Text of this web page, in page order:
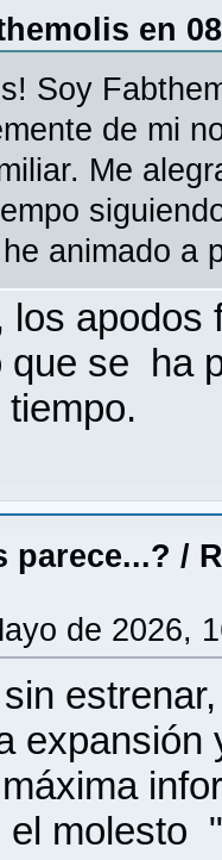
en
Soy
de mi
Me
animado a
los
que se ha
parece...? /
de 2026,
el molesto